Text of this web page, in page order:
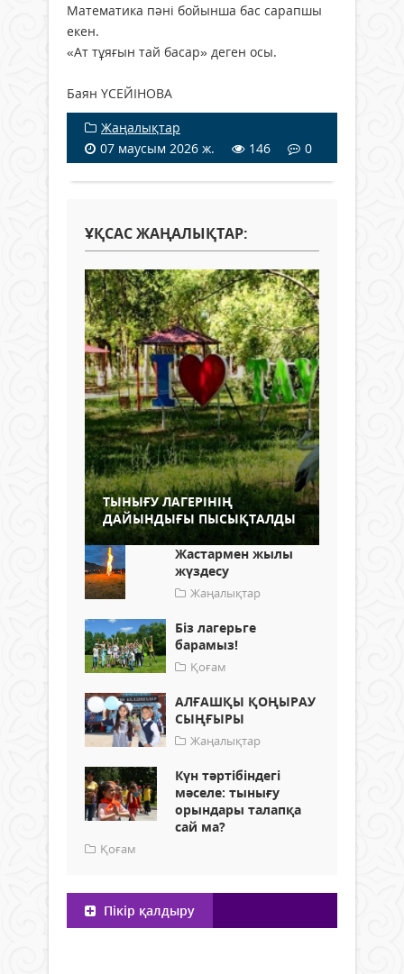
Математика пәні бойынша бас сарапшы
екен.
«Ат тұяғын тай басар» деген осы.
Баян ҮСЕЙІНОВА
Жаңалықтар
07 маусым 2026 ж.
146 0
ҰҚСАС ЖАҢАЛЫҚТАР:
ТЫНЫҒУ ЛАГЕРІНІҢ
ДАЙЫНДЫҒЫ ПЫСЫҚТАЛДЫ
Жастармен жылы
жүздесу
Жаңалықтар
Біз лагерьге
барамыз!
Қоғам
АЛҒАШҚЫ ҚОҢЫРАУ
СЫҢҒЫРЫ
Жаңалықтар
Күн тәртібіндегі
мәселе: тынығу
орындары талапқа
сай ма?
Қоғам
Пікір қалдыру